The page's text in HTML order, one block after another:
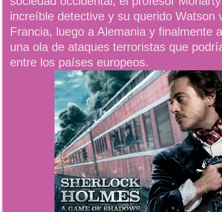
increíble detective y su querido Watson
Francia, luego a Alemania y finalmente
una ola de ataques terroristas que
entre los países europeos.